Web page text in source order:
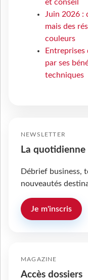
et conseil
Juin 2026 :
mais des
couleurs
par ses
techniques
NEWSLETTER
La quotidienne
Débrief business,
nouveautés
Je m'inscris
MAGAZINE
Accès dossiers